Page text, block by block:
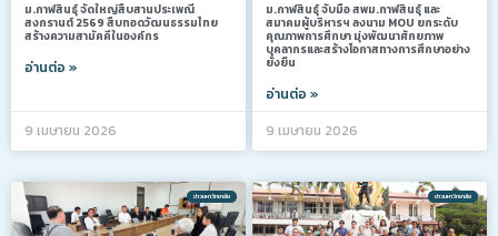
ม.กาฬสินธุ์ จัดใหญ่สืบสานประเพณี
สงกรานต์ 2569 สืบทอดวัฒนธรรมไทย
สร้างความสามัคคีในองค์กร
อ่านต่อ »
9 เมษายน 2026
ม.กาฬสินธุ์ จับมือ สพม.กาฬสินธุ์ และ
สมาคมผู้บริหารฯ ลงนาม MOU ยกระดับ
คุณภาพการศึกษา มุ่งพัฒนาศักยภาพ
บุคลากรและสร้างโอกาสทางการศึกษาอย่าง
ยั่งยืน
อ่านต่อ »
9 เมษายน 2026
ข่าวมหาวิทยาลัย ข่าวมหาวิทยาลัย